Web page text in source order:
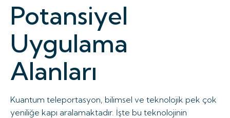
Potansiyel
Uygulama
Alanları
Kuantum teleportasyon, bilimsel ve teknolojik pek çok
yeniliğe kapı aralamaktadır. İşte bu teknolojinin